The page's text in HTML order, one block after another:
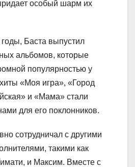
особый шарм их
Баста выпустил
альбомов, которые
популярностью у
«Моя игра», «Город
и «Мама» стали
для его поклонников.
сотрудничал с другими
такими как
и Максим. Вместе с